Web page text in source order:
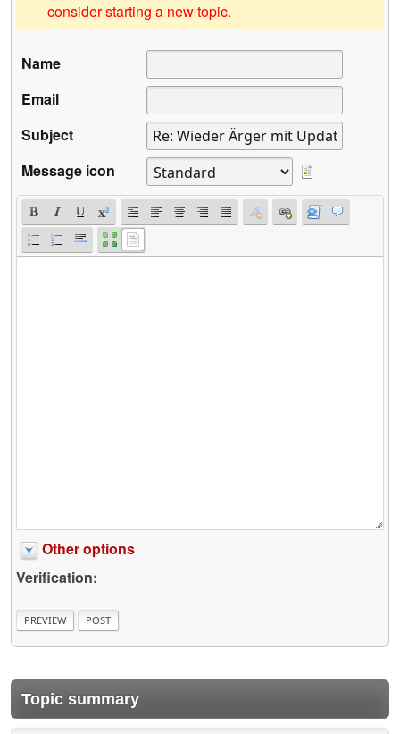
consider starting a new topic.
Name
Email
Subject
Message icon
Other options
Verification:
Topic summary